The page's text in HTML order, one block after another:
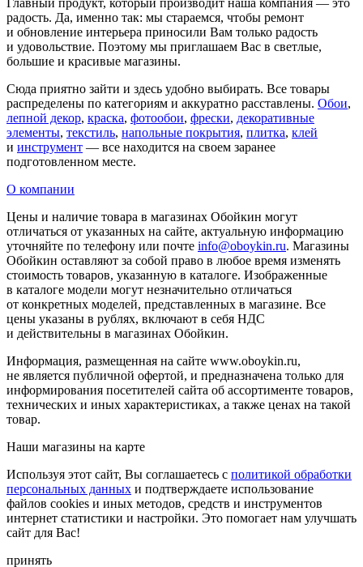
Главный продукт, который производит наша компания — это
радость. Да, именно так: мы стараемся, чтобы ремонт
и обновление интерьера приносили Вам только радость
и удовольствие. Поэтому мы приглашаем Вас в светлые,
большие и красивые магазины.
Сюда приятно зайти и здесь удобно выбирать. Все товары
распределены по категориям и аккуратно расставлены. Обои,
лепной декор, краска, фотообои, фрески, декоративные
элементы, текстиль, напольные покрытия, плитка, клей
и инструмент — все находится на своем заранее
подготовленном месте.
О компании
Цены и наличие товара в магазинах Обойкин могут
отличаться от указанных на сайте, актуальную информацию
уточняйте по телефону или почте info@oboykin.ru. Магазины
Обойкин оставляют за собой право в любое время изменять
стоимость товаров, указанную в каталоге. Изображенные
в каталоге модели могут незначительно отличаться
от конкретных моделей, представленных в магазине. Все
цены указаны в рублях, включают в себя НДС
и действительны в магазинах Обойкин.
Информация, размещенная на сайте www.oboykin.ru,
не является публичной офертой, и предназначена только для
информирования посетителей сайта об ассортименте товаров,
технических и иных характеристиках, а также ценах на такой
товар.
Наши магазины на карте
Используя этот сайт, Вы соглашаетесь с политикой обработки
персональных данных и подтверждаете использование
файлов cookies и иных методов, средств и инструментов
интернет статистики и настройки. Это помогает нам улучшать
сайт для Вас!
принять